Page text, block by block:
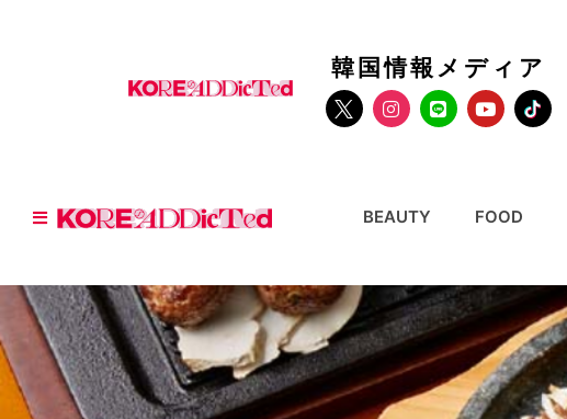
韓国情報メディア
BEAUTY FOOD